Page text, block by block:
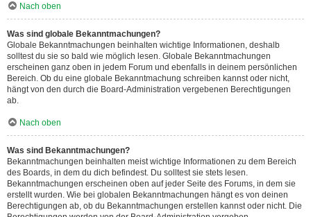
Nach oben
Was sind globale Bekanntmachungen?
Globale Bekanntmachungen beinhalten wichtige Informationen, deshalb
solltest du sie so bald wie möglich lesen. Globale Bekanntmachungen
erscheinen ganz oben in jedem Forum und ebenfalls in deinem persönlichen
Bereich. Ob du eine globale Bekanntmachung schreiben kannst oder nicht,
hängt von den durch die Board-Administration vergebenen Berechtigungen
ab.
Nach oben
Was sind Bekanntmachungen?
Bekanntmachungen beinhalten meist wichtige Informationen zu dem Bereich
des Boards, in dem du dich befindest. Du solltest sie stets lesen.
Bekanntmachungen erscheinen oben auf jeder Seite des Forums, in dem sie
erstellt wurden. Wie bei globalen Bekanntmachungen hängt es von deinen
Berechtigungen ab, ob du Bekanntmachungen erstellen kannst oder nicht. Die